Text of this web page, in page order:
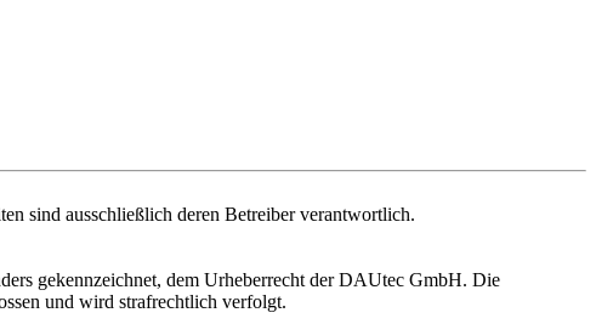
sind ausschließlich deren Betreiber verantwortlich.
gekennzeichnet, dem Urheberrecht der DAUtec GmbH. Die
und wird strafrechtlich verfolgt.